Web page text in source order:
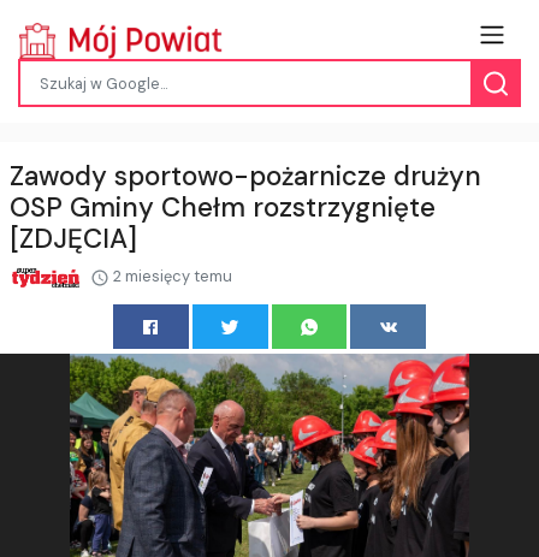
Zawody sportowo-pożarnicze drużyn
OSP Gminy Chełm rozstrzygnięte
[ZDJĘCIA]
2 miesięcy temu